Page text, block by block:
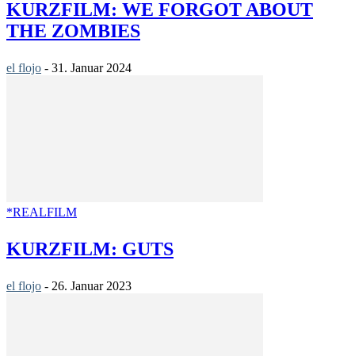
KURZFILM: WE FORGOT ABOUT
THE ZOMBIES
el flojo - 31. Januar 2024
*REALFILM
KURZFILM: GUTS
el flojo - 26. Januar 2023